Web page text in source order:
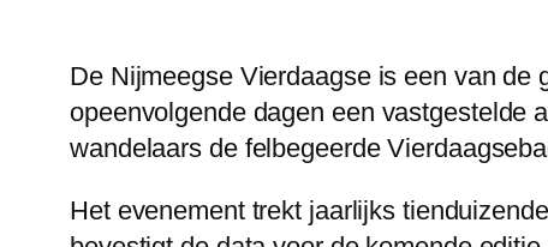
De Nijmeegse Vierdaagse is een van de
opeenvolgende dagen een vastgestelde
wandelaars de felbegeerde
Het evenement trekt jaarlijks